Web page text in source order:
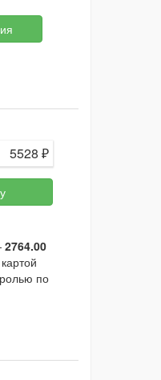
5528 ₽
2764.00
по